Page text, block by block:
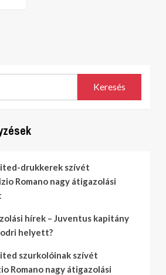
Keresés
drukkerek szívét
Romano nagy átigazolási
hírek – Juventus kapitány
helyett?
szurkolóinak szívét
Romano nagy átigazolási